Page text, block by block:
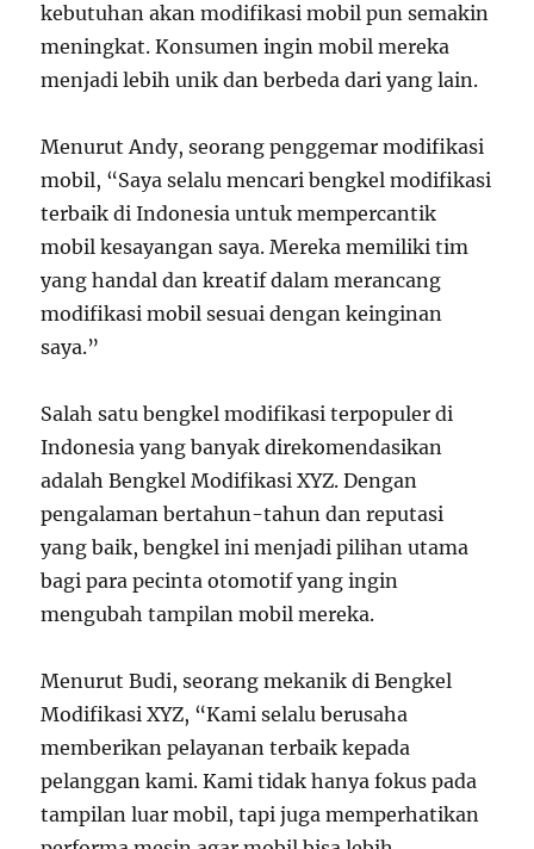
kebutuhan akan modifikasi mobil pun semakin
meningkat. Konsumen ingin mobil mereka
menjadi lebih unik dan berbeda dari yang lain.
Menurut Andy, seorang penggemar modifikasi
mobil, “Saya selalu mencari bengkel modifikasi
terbaik di Indonesia untuk mempercantik
mobil kesayangan saya. Mereka memiliki tim
yang handal dan kreatif dalam merancang
modifikasi mobil sesuai dengan keinginan
saya.”
Salah satu bengkel modifikasi terpopuler di
Indonesia yang banyak direkomendasikan
adalah Bengkel Modifikasi XYZ. Dengan
pengalaman bertahun-tahun dan reputasi
yang baik, bengkel ini menjadi pilihan utama
bagi para pecinta otomotif yang ingin
mengubah tampilan mobil mereka.
Menurut Budi, seorang mekanik di Bengkel
Modifikasi XYZ, “Kami selalu berusaha
memberikan pelayanan terbaik kepada
pelanggan kami. Kami tidak hanya fokus pada
tampilan luar mobil, tapi juga memperhatikan